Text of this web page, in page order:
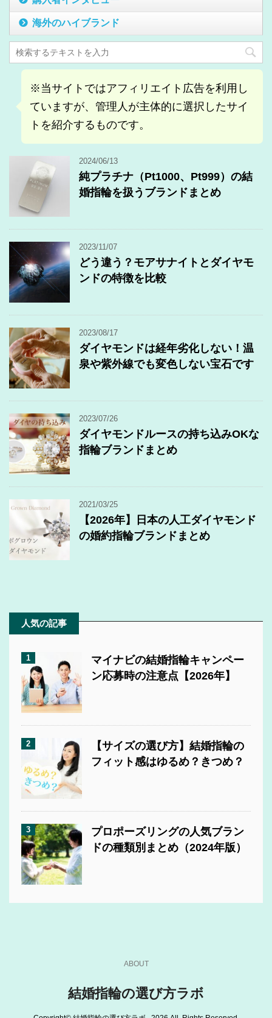
海外のハイブランド
※当サイトではアフィリエイト広告を利用し
ていますが、管理人が主体的に選択したサイ
トを紹介するものです。
2024/06/13
純プラチナ（Pt1000、Pt999）の結
婚指輪を扱うブランドまとめ
2023/11/07
どう違う？モアサナイトとダイヤモ
ンドの特徴を比較
2023/08/17
ダイヤモンドは経年劣化しない！温
泉や紫外線でも変色しない宝石です
2023/07/26
ダイヤモンドルースの持ち込みOKな
指輪ブランドまとめ
2021/03/25
【2026年】日本の人工ダイヤモンド
の婚約指輪ブランドまとめ
人気の記事
1
マイナビの結婚指輪キャンペー
ン応募時の注意点【2026年】
2
【サイズの選び方】結婚指輪の
フィット感はゆるめ？きつめ？
3
プロポーズリングの人気ブラン
ドの種類別まとめ（2024年版）
ABOUT
結婚指輪の選び方ラボ